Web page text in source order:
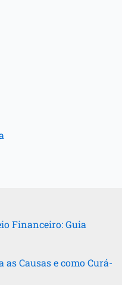
Financeiro: Guia
Causas e como Curá-